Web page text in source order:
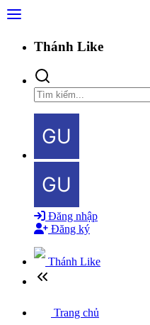
Thánh Like
Đăng nhập
Đăng ký
Thánh Like
Trang chủ